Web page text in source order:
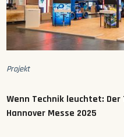
Projekt
Wenn Technik leuchtet: Der
Hannover Messe 2025